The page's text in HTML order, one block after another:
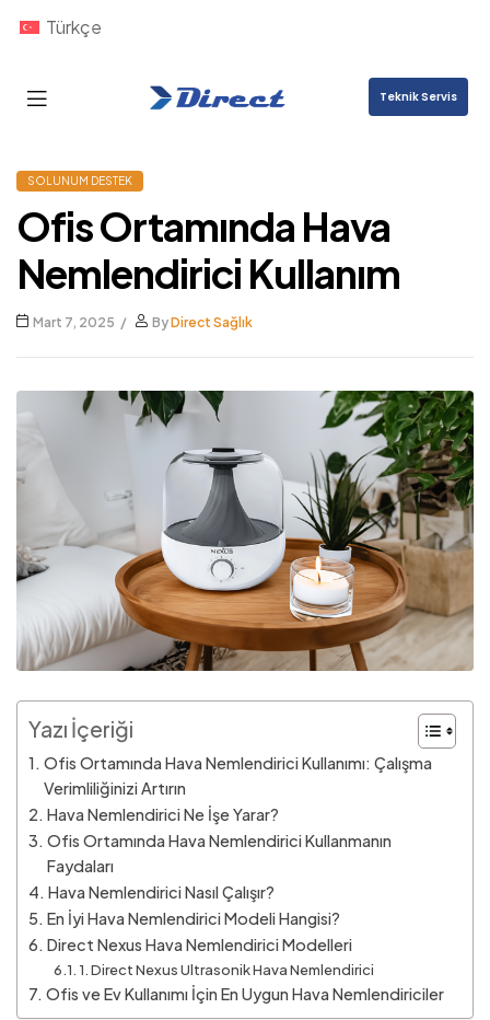
Türkçe
Teknik Servis
SOLUNUM DESTEK
Ofis Ortamında Hava
Nemlendirici Kullanım
Mart 7, 2025 ByDirect Sağlık
Yazı İçeriği
Ofis Ortamında Hava Nemlendirici Kullanımı: Çalışma
Verimliliğinizi Artırın
Hava Nemlendirici Ne İşe Yarar?
Ofis Ortamında Hava Nemlendirici Kullanmanın
Faydaları
Hava Nemlendirici Nasıl Çalışır?
En İyi Hava Nemlendirici Modeli Hangisi?
Direct Nexus Hava Nemlendirici Modelleri
1. Direct Nexus Ultrasonik Hava Nemlendirici
Ofis ve Ev Kullanımı İçin En Uygun Hava Nemlendiriciler